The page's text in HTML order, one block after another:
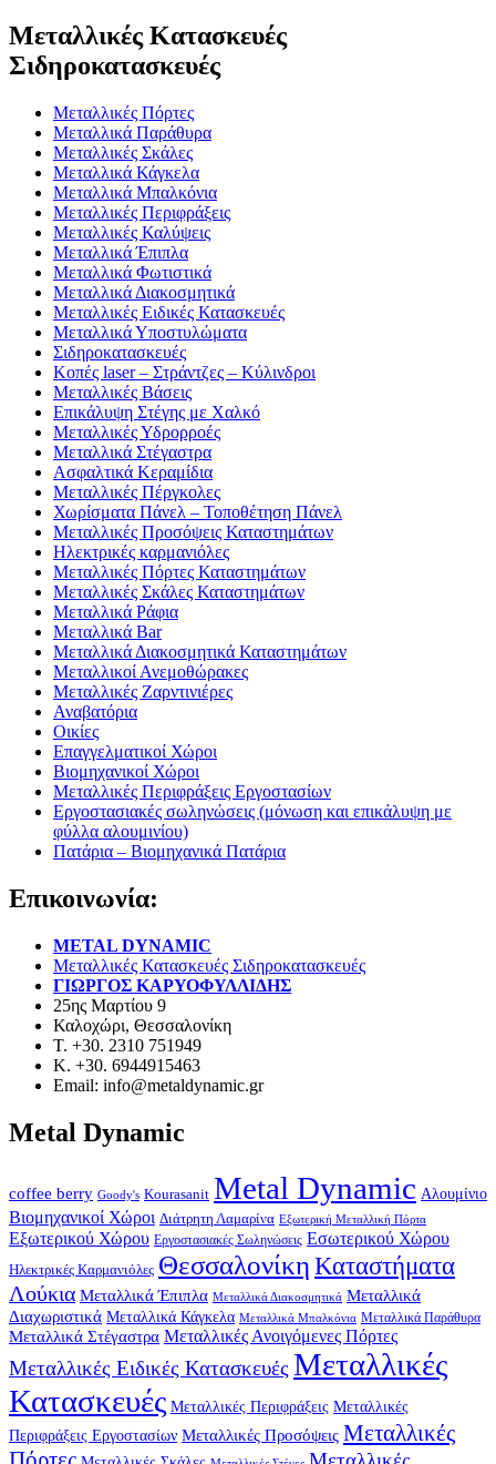
Μεταλλικές Κατασκευές
Σιδηροκατασκευές
Μεταλλικές Πόρτες
Μεταλλικά Παράθυρα
Μεταλλικές Σκάλες
Μεταλλικά Κάγκελα
Μεταλλικά Μπαλκόνια
Μεταλλικές Περιφράξεις
Μεταλλικές Καλύψεις
Μεταλλικά Έπιπλα
Μεταλλικά Φωτιστικά
Μεταλλικά Διακοσμητικά
Μεταλλικές Ειδικές Κατασκευές
Μεταλλικά Υποστυλώματα
Σιδηροκατασκευές
Κοπές laser – Στράντζες – Κύλινδροι
Μεταλλικές Βάσεις
Επικάλυψη Στέγης με Χαλκό
Μεταλλικές Υδρορροές
Μεταλλικά Στέγαστρα
Ασφαλτικά Κεραμίδια
Μεταλλικές Πέργκολες
Χωρίσματα Πάνελ – Τοποθέτηση Πάνελ
Μεταλλικές Προσόψεις Καταστημάτων
Ηλεκτρικές καρμανιόλες
Μεταλλικές Πόρτες Καταστημάτων
Μεταλλικές Σκάλες Καταστημάτων
Μεταλλικά Ράφια
Μεταλλικά Bar
Μεταλλικά Διακοσμητικά Καταστημάτων
Μεταλλικοί Ανεμοθώρακες
Μεταλλικές Ζαρντινιέρες
Αναβατόρια
Οικίες
Επαγγελματικοί Χώροι
Βιομηχανικοί Χώροι
Μεταλλικές Περιφράξεις Εργοστασίων
Εργοστασιακές σωληνώσεις (μόνωση και επικάλυψη με
φύλλα αλουμινίου)
Πατάρια – Βιομηχανικά Πατάρια
Επικοινωνία:
METAL DYNAMIC
Μεταλλικές Κατασκευές Σιδηροκατασκευές
ΓΙΩΡΓΟΣ ΚΑΡΥΟΦΥΛΛΙΔΗΣ
25ης Μαρτίου 9
Καλοχώρι, Θεσσαλονίκη
Τ. +30. 2310 751949
Κ. +30. 6944915463
Email: info@metaldynamic.gr
Metal Dynamic
coffee berry Goody's Kourasanit Metal Dynamic Αλουμίνιο
Βιομηχανικοί Χώροι Διάτρητη Λαμαρίνα Εξωτερική Μεταλλική Πόρτα
Εξωτερικού Χώρου Εργοστασιακές Σωληνώσεις Εσωτερικού Χώρου
Ηλεκτρικές Καρμανιόλες Θεσσαλονίκη Καταστήματα
Λούκια Μεταλλικά Έπιπλα Μεταλλικά Διακοσμητικά Μεταλλικά
Διαχωριστικά Μεταλλικά Κάγκελα Μεταλλικά Μπαλκόνια Μεταλλικά Παράθυρα
Μεταλλικά Στέγαστρα Μεταλλικές Ανοιγόμενες Πόρτες
Μεταλλικές Ειδικές Κατασκευές Μεταλλικές
Κατασκευές Μεταλλικές Περιφράξεις Μεταλλικές
Περιφράξεις Εργοστασίων Μεταλλικές Προσόψεις Μεταλλικές